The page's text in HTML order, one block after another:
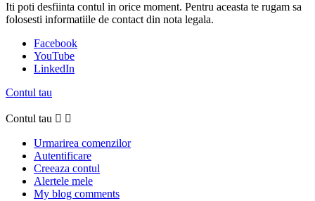
Iti poti desfiinta contul in orice moment. Pentru aceasta te rugam sa
folosesti informatiile de contact din nota legala.
Facebook
YouTube
LinkedIn
Contul tau
Contul tau  
Urmarirea comenzilor
Autentificare
Creeaza contul
Alertele mele
My blog comments